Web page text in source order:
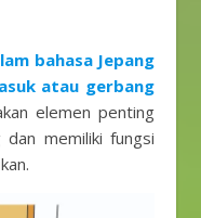
bahasa Jepang
atau gerbang
elemen penting
memiliki fungsi